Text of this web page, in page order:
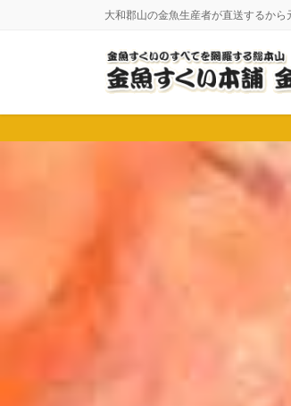
に
移
ョ
ン
大和郡山の金魚生産者が直送するから